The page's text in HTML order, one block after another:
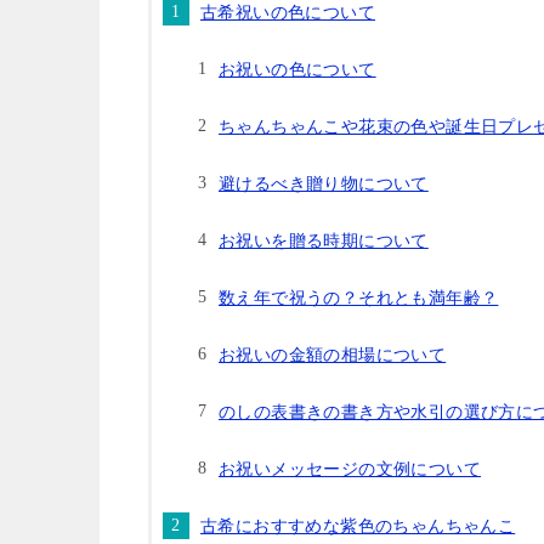
古希祝いの色について
お祝いの色について
ちゃんちゃんこや花束の色や誕生日プレ
避けるべき贈り物について
お祝いを贈る時期について
数え年で祝うの？それとも満年齢？
お祝いの金額の相場について
のしの表書きの書き方や水引の選び方に
お祝いメッセージの文例について
古希におすすめな紫色のちゃんちゃんこ